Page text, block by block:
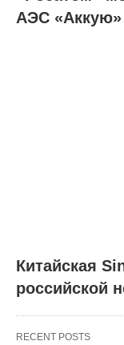
АЭС «Аккую»
Китайская
российской
RECENT POSTS